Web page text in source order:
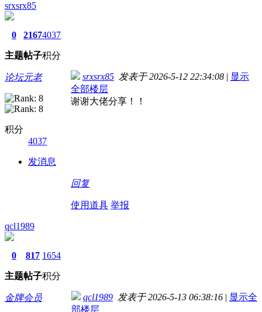
srxsrx85
0
主题
2167
帖子
4037
积分
论坛元老
积分
4037
发消息
srxsrx85 发表于 2026-5-12 22:34:08 | 显示
全部楼层
谢谢大佬分享！！
回复
使用道具 举报
qcl1989
0
主题
817
帖子
1654
积分
金牌会员 qcl1989 发表于 2026-5-13 06:38:16 | 显示全
部楼层